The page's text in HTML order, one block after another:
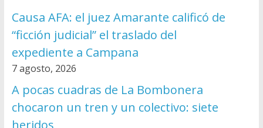
Causa AFA: el juez Amarante calificó de
“ficción judicial” el traslado del
expediente a Campana
7 agosto, 2026
A pocas cuadras de La Bombonera
chocaron un tren y un colectivo: siete
heridos